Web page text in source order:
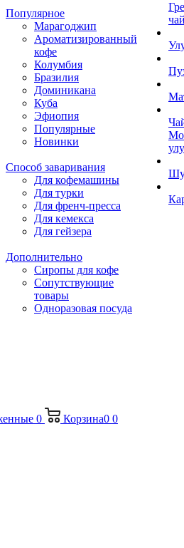
Популярное
Марагоджип
Ароматизированный
кофе
Колумбия
Бразилия
Доминикана
Куба
Эфиопия
Популярные
Новинки
Способ заваривания
Для кофемашины
Для турки
Для френч-пресса
Для кемекса
Для гейзера
Дополнительно
Сиропы для кофе
Сопутствующие
товары
Одноразовая посуда
Шу
0 Корзина0 0